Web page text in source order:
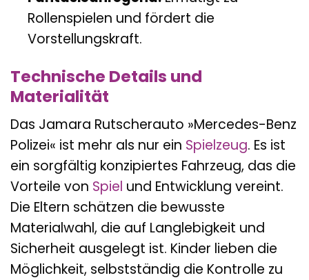
Rollenspielen und fördert die
Vorstellungskraft.
Technische Details und
Materialität
Das Jamara Rutscherauto »Mercedes-Benz
Polizei« ist mehr als nur ein Spielzeug. Es ist
ein sorgfältig konzipiertes Fahrzeug, das die
Vorteile von Spiel und Entwicklung vereint.
Die Eltern schätzen die bewusste
Materialwahl, die auf Langlebigkeit und
Sicherheit ausgelegt ist. Kinder lieben die
Möglichkeit, selbstständig die Kontrolle zu